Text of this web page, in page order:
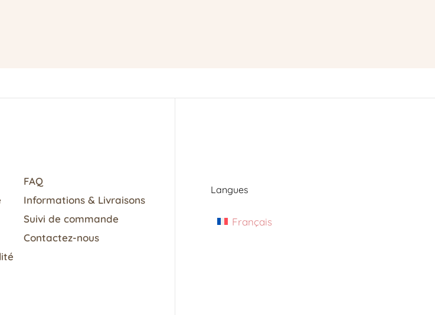
FAQ
Informations & Livraisons​
Suivi de commande
Contactez-nous
Langues
Français